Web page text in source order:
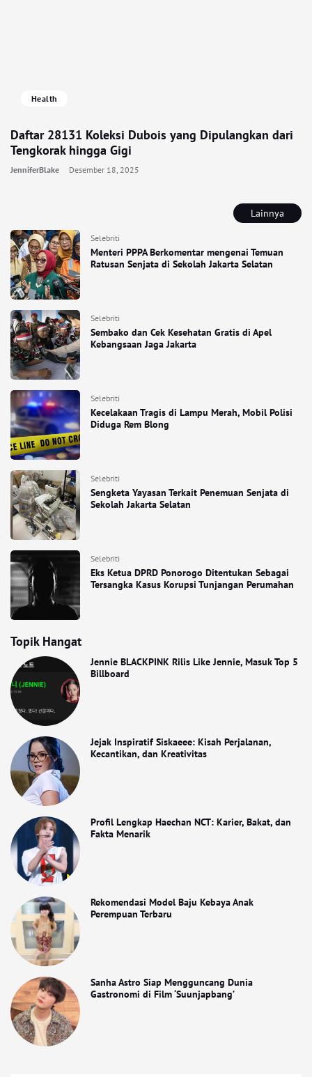
Lainnya
Selebriti
Menteri PPPA Berkomentar mengenai Temuan
Ratusan Senjata di Sekolah Jakarta Selatan
Selebriti
Sembako dan Cek Kesehatan Gratis di Apel
Kebangsaan Jaga Jakarta
Selebriti
Kecelakaan Tragis di Lampu Merah, Mobil Polisi
Diduga Rem Blong
Selebriti
Sengketa Yayasan Terkait Penemuan Senjata di
Sekolah Jakarta Selatan
Selebriti
Eks Ketua DPRD Ponorogo Ditentukan Sebagai
Tersangka Kasus Korupsi Tunjangan Perumahan
Topik Hangat
Jennie BLACKPINK Rilis Like Jennie, Masuk Top 5
Billboard
Jejak Inspiratif Siskaeee: Kisah Perjalanan,
Kecantikan, dan Kreativitas
Profil Lengkap Haechan NCT: Karier, Bakat, dan
Fakta Menarik
Rekomendasi Model Baju Kebaya Anak
Perempuan Terbaru
Sanha Astro Siap Mengguncang Dunia
Gastronomi di Film ‘Suunjapbang’
Health
Daftar 28131 Koleksi Dubois yang Dipulangkan dari
Tengkorak hingga Gigi
JenniferBlake Desember 18, 2025